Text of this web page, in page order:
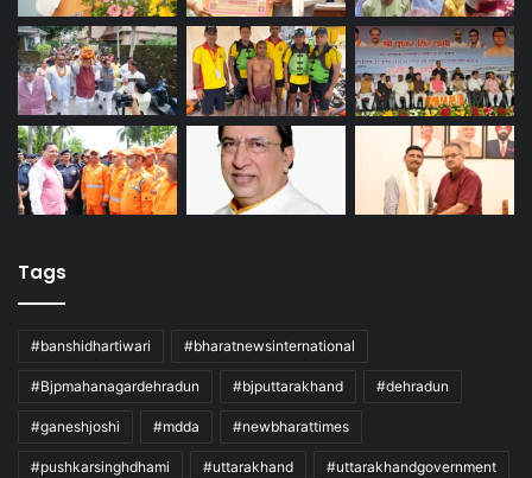
Tags
#banshidhartiwari #bharatnewsinternational
#Bjpmahanagardehradun #bjputtarakhand #dehradun
#ganeshjoshi #mdda #newbharattimes
#pushkarsinghdhami #uttarakhand #uttarakhandgovernment